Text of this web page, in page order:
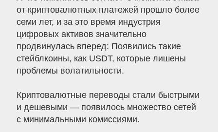
от криптовалютных платежей прошло более
семи лет, и за это время индустрия
цифровых активов значительно
продвинулась вперед: Появились такие
стейблкоины, как USDT, которые лишены
проблемы волатильности.
Криптовалютные переводы стали быстрыми
и дешевыми — появилось множество сетей
с минимальными комиссиями.